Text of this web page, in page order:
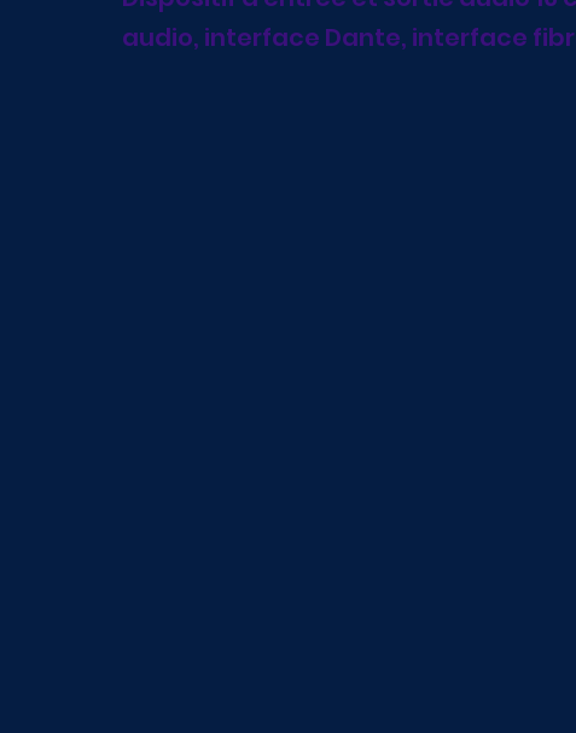
audio, interface Dante, interface